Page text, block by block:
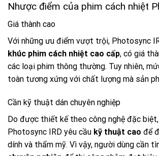
Nhược điểm của phim cách nhiệt
Giá thành cao
Với những ưu điểm vượt trội, Photosync
khúc phim cách nhiệt cao cấp, có giá
các loại phim thông thường. Tuy nhiên,
toàn tương xứng với chất lượng mà sản
Cần kỹ thuật dán chuyên nghiệp
Do được thiết kế theo công nghệ đặc
Photosync IRD yêu cầu kỹ thuật cao để
dính và thẩm mỹ. Vì vậy, người dùng cần